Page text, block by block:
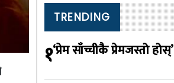
TRENDING
१‘प्रेम साँच्चीकै प्रेमजस्तो होस्’